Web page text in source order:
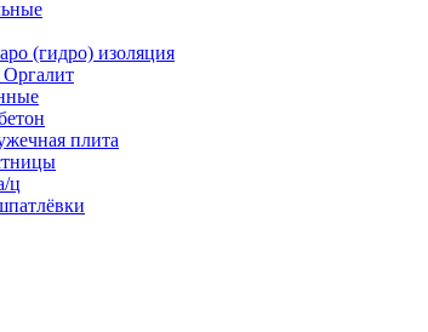
(гидро) изоляция
плита
ц